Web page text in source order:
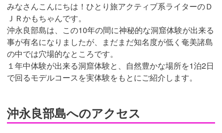
みなさんこんにちは！ひとり旅アクティブ系ライターのＤ
ＪＲかもちゃんです。
沖永良部島は、この10年の間に神秘的な洞窟体験が出来る
事が有名になりましたが、まだまだ知名度が低く奄美諸島
の中では穴場的なところです。
１年中体験が出来る洞窟体験と、自然豊かな場所を1泊2日
で回るモデルコースを実体験をもとにご紹介します。
沖永良部島へのアクセス